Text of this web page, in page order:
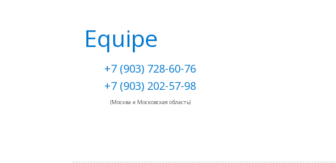
Equipe
+7 (903) 728-60-76
+7 (903) 202-57-98
(Москва и Московская область)